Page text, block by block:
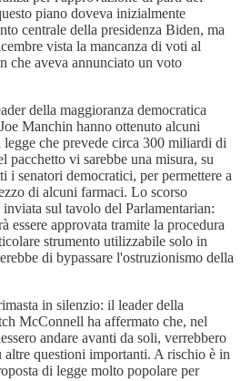
piano doveva inizialmente
centrale della presidenza Biden, ma
vista la mancanza di voti al
che aveva annunciato un voto
della maggioranza democratica
Manchin hanno ottenuto alcuni
legge che prevede circa 300 miliardi di
pacchetto vi sarebbe una misura, su
i senatori democratici, per permettere a
di alcuni farmaci. Lo scorso
sul tavolo del Parlamentarian:
essere approvata tramite la procedura
strumento utilizzabile solo in
di bypassare l'ostruzionismo della
in silenzio: il leader della
McConnell ha affermato che, nel
andare avanti da soli, verrebbero
altre questioni importanti. A rischio è in
di legge molto popolare per